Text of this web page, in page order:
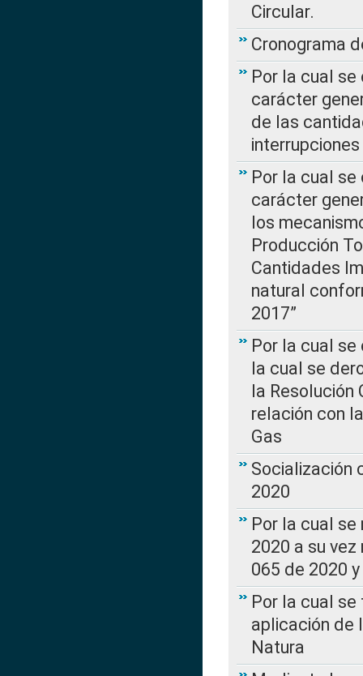
Circular.
Cronograma
Por la cual
carácter
de las
Por la cual
carácter
los
Producción
Cantidades
natural
2017”
Por la cual
la cual se
la Resolución
relación con
Gas
Socialización
2020
Por la cual se
2020 a su
065 de 2020
Por la cual
aplicación de
Natura